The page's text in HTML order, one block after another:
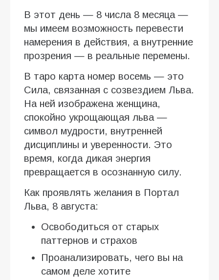
В этот день — 8 числа 8 месяца —
мы имеем возможность перевести
намерения в действия, а внутренние
прозрения — в реальные перемены.
В таро карта номер восемь — это
Сила, связанная с созвездием Льва.
На ней изображена женщина,
спокойно укрощающая льва —
символ мудрости, внутренней
дисциплины и уверенности. Это
время, когда дикая энергия
превращается в осознанную силу.
Как проявлять желания в Портал
Льва, 8 августа:
Освободиться от старых
паттернов и страхов
Проанализировать, чего вы на
самом деле хотите